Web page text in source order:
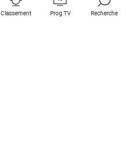
Classement Prog TV Recherche